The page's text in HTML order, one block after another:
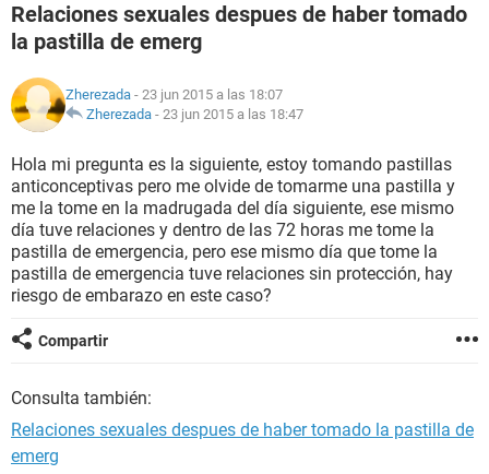
FAMILIA
NUTRICIÓN
SEXUALIDAD
GLOSARIO
Relaciones sexuales despues de haber tomado
la pastilla de emerg
Zherezada - 23 jun 2015 a las 18:07
Zherezada - 23 jun 2015 a las 18:47
Hola mi pregunta es la siguiente, estoy tomando pastillas
anticonceptivas pero me olvide de tomarme una pastilla y
me la tome en la madrugada del día siguiente, ese mismo
día tuve relaciones y dentro de las 72 horas me tome la
pastilla de emergencia, pero ese mismo día que tome la
pastilla de emergencia tuve relaciones sin protección, hay
riesgo de embarazo en este caso?
Compartir
Consulta también:
Relaciones sexuales despues de haber tomado la pastilla de
emerg